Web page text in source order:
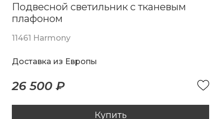
Подвесной светильник с тканевым
плафоном
11461 Harmony
Доставка из Европы
26 500 ₽
Купить